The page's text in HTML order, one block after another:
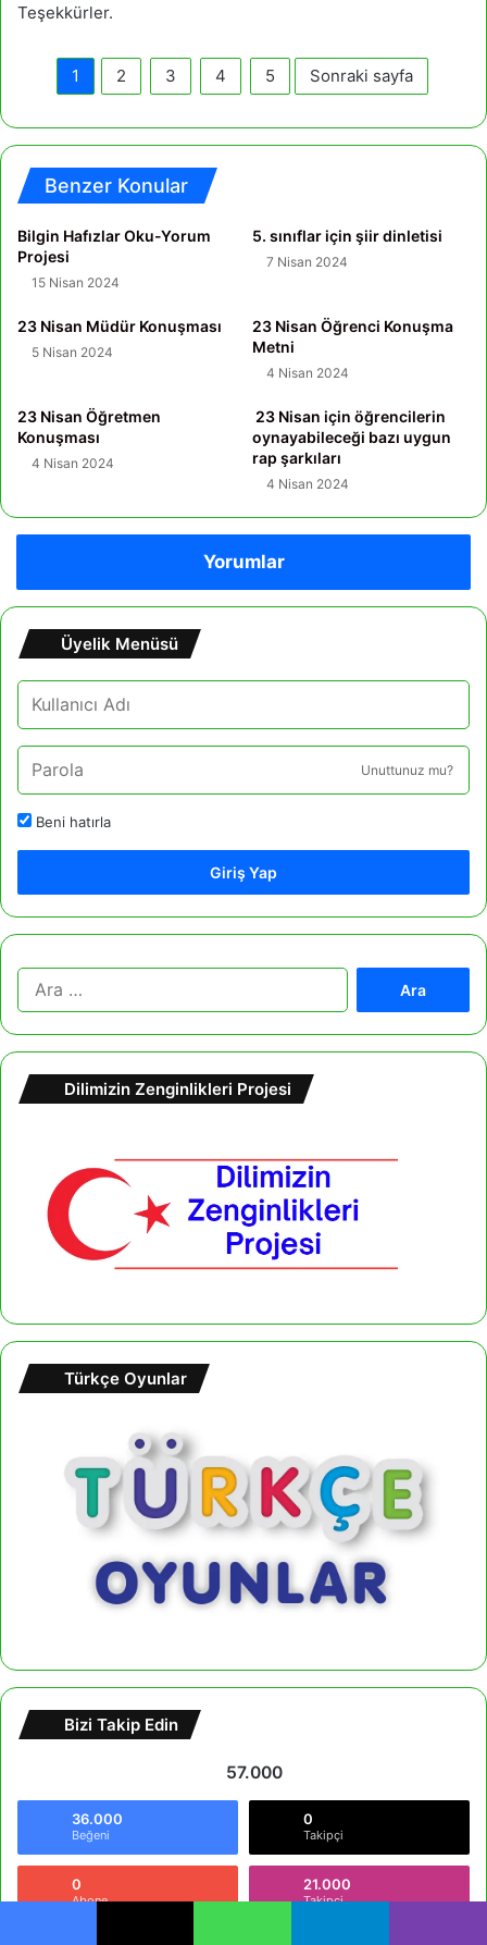
Teşekkürler.
1 2 3 4 5 Sonraki sayfa
Benzer Konular
Bilgin Hafızlar Oku-Yorum
Projesi
15 Nisan 2024
5. sınıflar için şiir dinletisi
7 Nisan 2024
23 Nisan Müdür Konuşması
5 Nisan 2024
23 Nisan Öğrenci Konuşma
Metni
4 Nisan 2024
23 Nisan Öğretmen
Konuşması
4 Nisan 2024
23 Nisan için öğrencilerin
oynayabileceği bazı uygun
rap şarkıları
4 Nisan 2024
Yorumlar
Üyelik Menüsü
Unuttunuz mu?
Beni hatırla
Giriş Yap
Dilimizin Zenginlikleri Projesi
Türkçe Oyunlar
Bizi Takip Edin
57.000
36.000
Beğeni
0
Takipçi
0
Abone
21.000
Takipçi